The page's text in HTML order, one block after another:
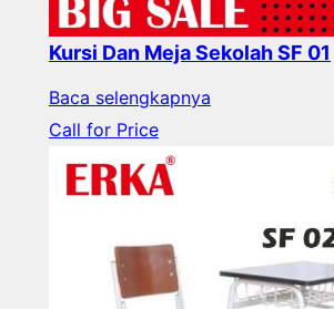
Kursi Dan Meja Sekolah SF 01
Baca selengkapnya
Call for Price